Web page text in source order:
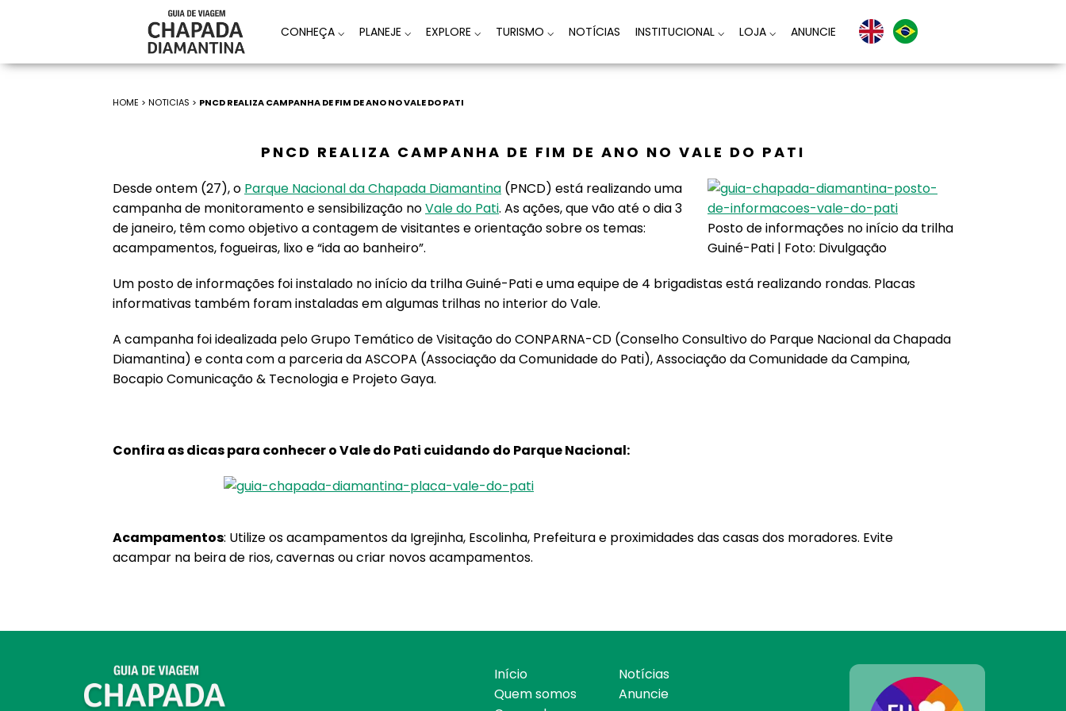
CONHEÇA ⌵ PLANEJE ⌵ EXPLORE ⌵ TURISMO ⌵ NOTÍCIAS INSTITUCIONAL ⌵ LOJA ⌵ ANUNCIE
HOME > NOTICIAS > PNCD REALIZA CAMPANHA DE FIM DE ANO NO VALE DO PATI
PNCD REALIZA CAMPANHA DE FIM DE ANO NO VALE DO PATI
Posto de informações no início da trilha
Guiné-Pati | Foto: Divulgação
Desde ontem (27), o Parque Nacional da Chapada Diamantina (PNCD) está realizando uma
campanha de monitoramento e sensibilização noVale do Pati. As ações, que vão até o dia 3
de janeiro, têm como objetivo a contagem de visitantes e orientação sobre os temas:
acampamentos, fogueiras, lixo e “ida ao banheiro”.
Um posto de informações foi instalado no início da trilha Guiné-Pati e uma equipe de 4 brigadistas está realizando rondas. Placas
informativas também foram instaladas em algumas trilhas no interior do Vale.
A campanha foi idealizada pelo Grupo Temático de Visitação do CONPARNA-CD (Conselho Consultivo do Parque Nacional da Chapada
Diamantina) e conta com a parceria da ASCOPA (Associação da Comunidade do Pati), Associação da Comunidade da Campina,
Bocapio Comunicação & Tecnologia e Projeto Gaya.
Confira as dicas para conhecer o Vale do Pati cuidando do Parque Nacional:
Acampamentos: Utilize os acampamentos da Igrejinha, Escolinha, Prefeitura e proximidades das casas dos moradores. Evite
acampar na beira de rios, cavernas ou criar novos acampamentos.
Início
Quem somos
Notícias
Anuncie